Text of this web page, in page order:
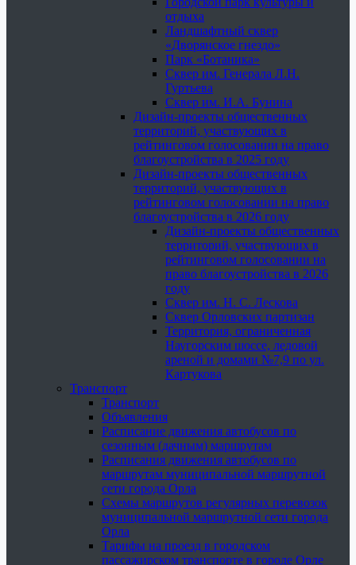
отдыха
Ландшафтный сквер
«Дворянское гнездо»
Парк «Ботаника»
Сквер им. Генерала Л.Н.
Гуртьева
Сквер им. И.А. Бунина
Дизайн-проекты общественных
территорий, участвующих в
рейтинговом голосовании на право
благоустройства в 2025 году
Дизайн-проекты общественных
территорий, участвующих в
рейтинговом голосовании на право
благоустройства в 2026 году
Дизайн-проекты общественных
территорий, участвующих в
рейтинговом голосовании на
право благоустройства в 2026
году
Сквер им. Н. С. Лескова
Сквер Орловских партизан
Территория, ограниченная
Наугорским шоссе, ледовой
ареной и домами №7,9 по ул.
Картукова
Транспорт
Транспорт
Объявления
Расписание движения автобусов по
сезонным (дачным) маршрутам
Расписания движения автобусов по
маршрутам муниципальной маршрутной
сети города Орла
Схемы маршрутов регулярных перевозок
муниципальной маршрутной сети города
Орла
Тарифы на проезд в городском
пассажирском транспорте в городе Орле